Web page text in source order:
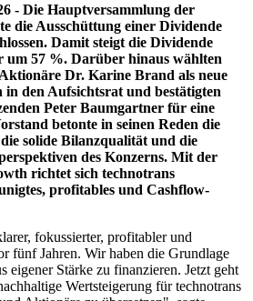
- Die Hauptversammlung der
die Ausschüttung einer Dividende
Damit steigt die Dividende
um 57 %. Darüber hinaus wählten
Dr. Karine Brand als neue
den Aufsichtsrat und bestätigten
Peter Baumgartner für eine
betonte in seinen Reden die
solide Bilanzqualität und die
des Konzerns. Mit der
richtet sich technotrans
profitables und Cashflow-
fokussierter, profitabler und
fünf Jahren. Wir haben die Grundlage
eigener Stärke zu finanzieren. Jetzt geht
Wertsteigerung für technotrans